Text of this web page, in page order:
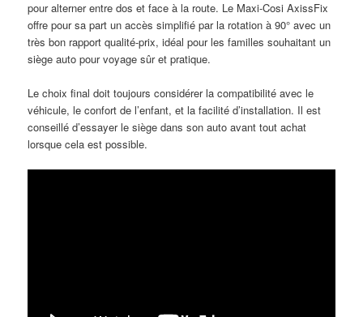
pour alterner entre dos et face à la route. Le Maxi-Cosi AxissFix
offre pour sa part un accès simplifié par la rotation à 90° avec un
très bon rapport qualité-prix, idéal pour les familles souhaitant un
siège auto pour voyage sûr et pratique.
Le choix final doit toujours considérer la compatibilité avec le
véhicule, le confort de l’enfant, et la facilité d’installation. Il est
conseillé d’essayer le siège dans son auto avant tout achat
lorsque cela est possible.